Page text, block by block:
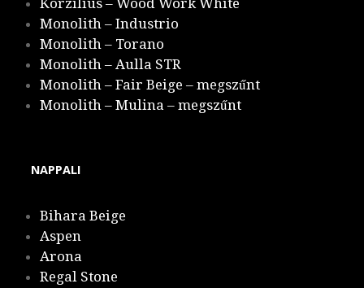
Korzilius – Wood Work White
Monolith – Industrio
Monolith – Torano
Monolith – Aulla STR
Monolith – Fair Beige – megszűnt
Monolith – Mulina – megszűnt
NAPPALI
Bihara Beige
Aspen
Arona
Regal Stone